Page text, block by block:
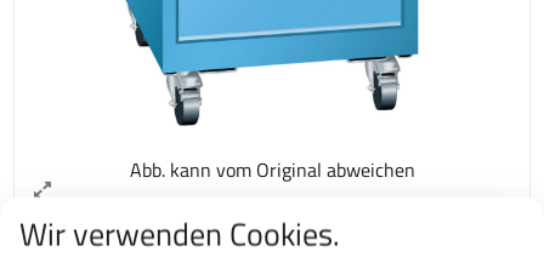
Abb. kann vom Original abweichen
Wir verwenden Cookies.